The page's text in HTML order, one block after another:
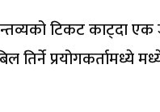
टिकट काट्दा एक
तिर्ने